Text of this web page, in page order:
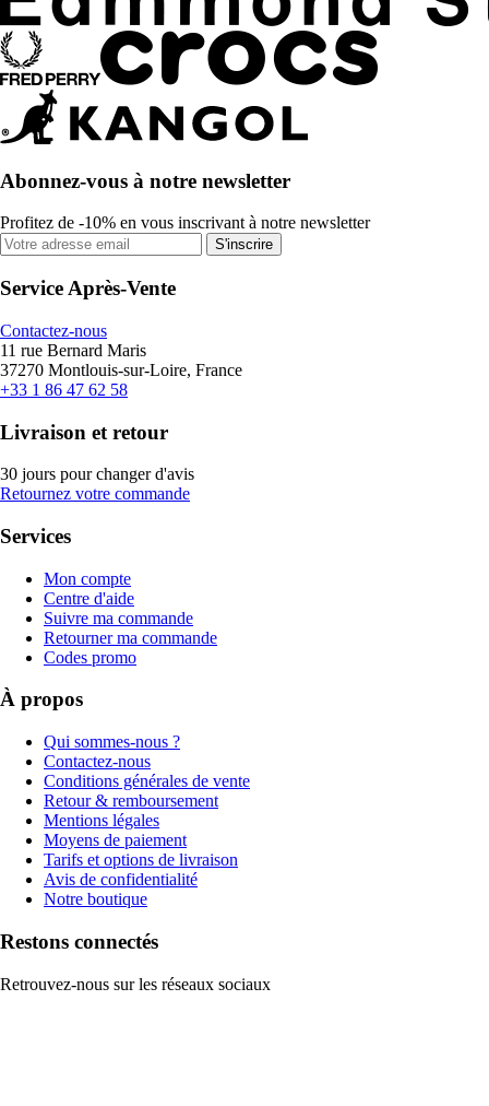
Abonnez-vous à notre newsletter
Profitez de -10% en vous inscrivant à notre newsletter
S'inscrire
Service Après-Vente
Contactez-nous
11 rue Bernard Maris
37270 Montlouis-sur-Loire, France
+33 1 86 47 62 58
Livraison et retour
30 jours pour changer d'avis
Retournez votre commande
Services
Mon compte
Centre d'aide
Suivre ma commande
Retourner ma commande
Codes promo
À propos
Qui sommes-nous ?
Contactez-nous
Conditions générales de vente
Retour & remboursement
Mentions légales
Moyens de paiement
Tarifs et options de livraison
Avis de confidentialité
Notre boutique
Restons connectés
Retrouvez-nous sur les réseaux sociaux